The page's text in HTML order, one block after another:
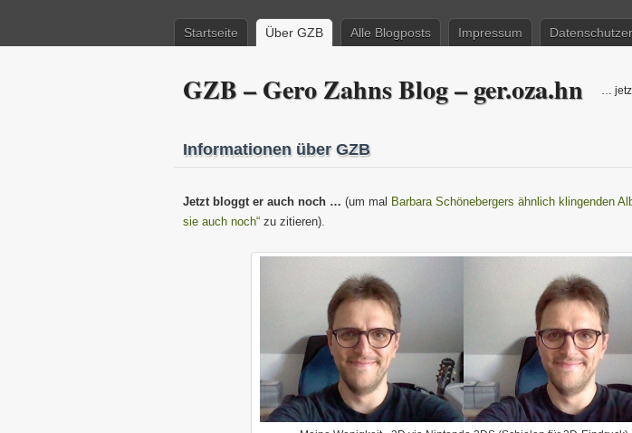
Startseite Über GZB Alle Blogposts Impressum
GZB – Gero Zahns Blog – ger.oza.hn …
Informationen über GZB
Jetzt bloggt er auch noch … (um mal Barbara Schönebergers ähnlich klingenden
sie auch noch“ zu zitieren).